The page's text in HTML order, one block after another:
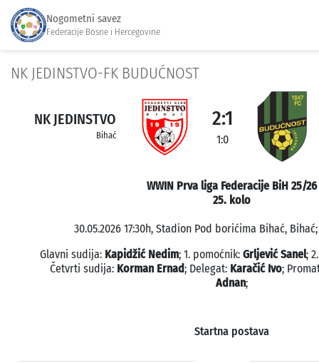
Nogometni savez
Federacije Bosne i Hercegovine
NK JEDINSTVO-FK BUDUĆNOST
NK JEDINSTVO
Bihać
2:1
1:0
WWIN Prva liga Federacije BiH 25/26
25. kolo
30.05.2026 17:30h, Stadion Pod borićima Bihać,
Glavni sudija: Kapidžić Nedim; 1. pomoćnik: Grljević Sanel;
Četvrti sudija: Korman Ernad; Delegat: Karačić Ivo;
Adnan;
Startna postava